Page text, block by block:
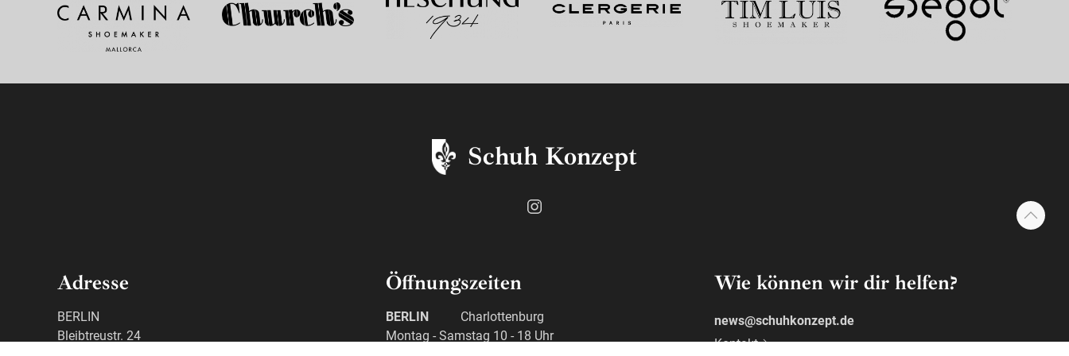
Schuh Konzept
Adresse
BERLIN
Bleibtreustr. 24
Öffnungszeiten
BERLIN
Charlottenburg
Montag - Samstag 10 - 18 Uhr
Wie können wir dir helfen?
news@schuhkonzept.de
Kontakt